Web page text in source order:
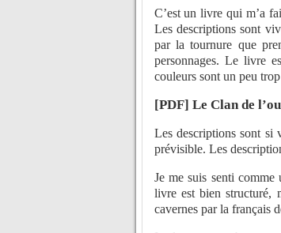
C’est un livre qui m’a
Les descriptions sont
par la tournure que
personnages. Le livre
couleurs sont un peu
[PDF] Le Clan de
Les descriptions sont si
prévisible. Les
Je me suis senti
livre est bien structuré,
cavernes par la français